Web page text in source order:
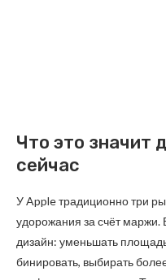
Что это значит
сейчас
У Apple традиционно три
удорожания за счёт маржи.
дизайн: уменьшать
бинировать, выбирать